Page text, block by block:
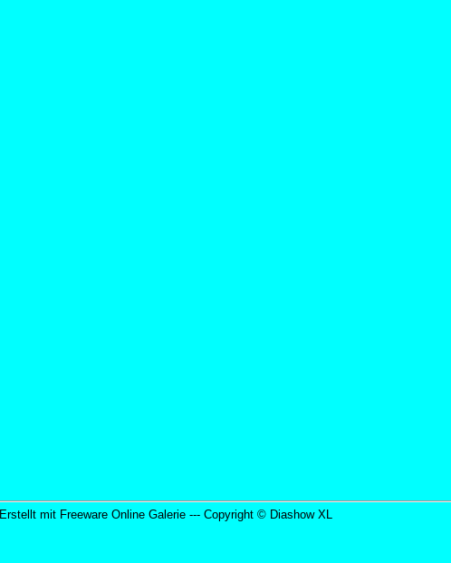
Erstellt mit Freeware Online Galerie --- Copyright © Diashow XL